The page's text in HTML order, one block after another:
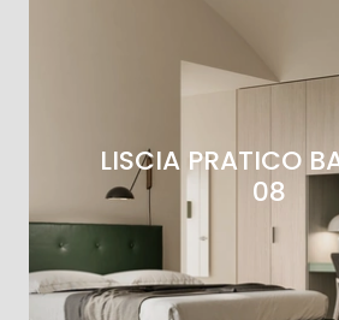
LISCIA PRATICO
08